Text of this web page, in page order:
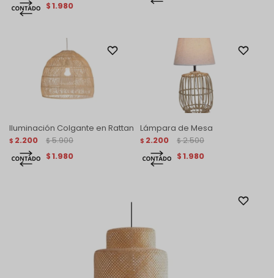
$1.980
Iluminación Colgante en Rattan
$ 2.200 $ 5.900
$1.980
Lámpara de Mesa
$ 2.200 $ 2.500
$1.980